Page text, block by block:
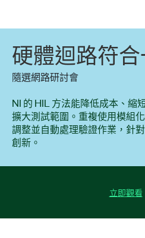
硬體迴路符合
隨選網路研討會
NI 的 HIL 方法能降低成本、縮
擴大測試範圍。重複使用模組
調整並自動處理驗證作業，針
創新。
立即觀看